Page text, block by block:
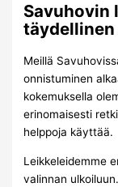
Savuhovin
Meillä
onnistuminen
kokemuksella
erinomaisesti
helppoja käyttää.
Leikkeleidemme
valinnan